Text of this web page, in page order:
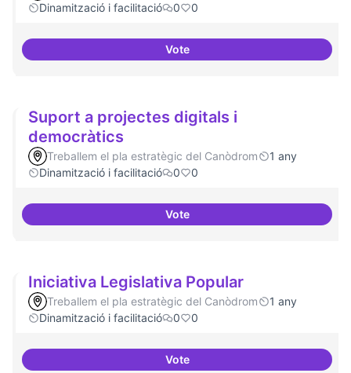
Dinamització i facilitació
0 0
VoteDinamització de la participació
Suport a projectes digitals i
democràtics
Treballem el pla estratègic del Canòdrom
1 any
Dinamització i facilitació
0 0
VoteSuport a projectes digitals i
Iniciativa Legislativa Popular
Treballem el pla estratègic del Canòdrom
1 any
Dinamització i facilitació
0 0
VoteIniciativa Legislativa Popular